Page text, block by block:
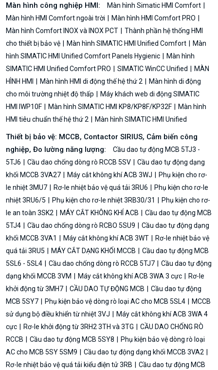
Màn hình công nghiệp HMI:
Màn hình Simatic HMI Comfort
Màn hình HMI Comfort ngoài trời
Màn hình HMI Comfort PRO
Màn hình Comfort INOX và INOX PCT
Thành phần hệ thống HMI
cho thiết bị bảo vệ
Màn hình SIMATIC HMI Unified Comfort
Màn
hình SIMATIC HMI Unified Comfort Panels Hygienic
Màn hình
SIMATIC HMI Unified Comfort PRO
SIMATIC WinCC Unified
MÀN
HÌNH HMI
Màn hình HMI di động thế hệ thứ 2
Màn hình di động
cho môi trường nhiệt độ thấp
Máy khách web di động SIMATIC
HMI IWP10F
Màn hình SIMATIC HMI KP8/KP8F/KP32F
Màn hình
HMI tiêu chuẩn thế hệ thứ 2
Màn hình SIMATIC HMI Unified
Thiết bị bảo vệ: MCCB, Contactor SIRIUS, Cảm biến công
nghiệp, Đo lường năng lượng:
Cầu dao tự động MCB 5TJ3 -
5TJ6
Cầu dao chống dòng rò RCCB 5SV
Cầu dao tự động dạng
khối MCCB 3VA27
Máy cắt không khí ACB 3WJ
Phụ kiện cho rơ-
le nhiệt 3MU7
Rơ-le nhiệt bảo vệ quá tải 3RU6
Phụ kiện cho rơ-le
nhiệt 3RU6/5
Phụ kiện cho rơ-le nhiệt 3RB30/31
Phụ kiện cho rơ-
le an toàn 3SK2
MÁY CẮT KHÔNG KHÍ ACB
Cầu dao tự động MCB
5TJ4
Cầu dao chống dòng rò RCBO 5SU9
Cầu dao tự động dạng
khối MCCB 3VA1
Máy cắt không khí ACB 3WT
Rơ-le nhiệt bảo vệ
quá tải 3RU5
MÁY CẮT DẠNG KHỐI MCCB
Cầu dao tự động MCB
5SL6 - 5SL4
Cầu dao chống dòng rò RCCB 5TJ7
Cầu dao tự động
dạng khối MCCB 3VM
Máy cắt không khí ACB 3WA 3 cực
Rơ-le
khởi động từ 3MH7
CẦU DAO TỰ ĐỘNG MCB
Cầu dao tự động
MCB 5SY7
Phụ kiện bảo vệ dòng rò loại AC cho MCB 5SL4
MCCB
sử dụng bộ điều khiển từ nhiệt 3VJ
Máy cắt không khí ACB 3WA 4
cực
Rơ-le khởi động từ 3RH2 3TH và 3TG
CẦU DAO CHỐNG RÒ
RCCB
Cầu dao tự động MCB 5SY8
Phụ kiện bảo vệ dòng rò loại
AC cho MCB 5SY 5SM9
Cầu dao tự động dạng khối MCCB 3VA2
Rơ-le nhiệt bảo vệ quá tải kiểu điện tử 3RB
Cầu dao tự động MCB